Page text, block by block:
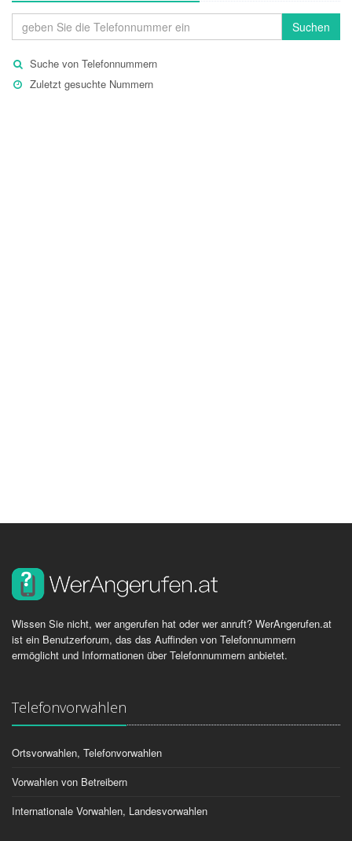
Suchen
Suche von Telefonnummern
Zuletzt gesuchte Nummern
Wissen Sie nicht, wer angerufen hat oder wer anruft? WerAngerufen.at
ist ein Benutzerforum, das das Auffinden von Telefonnummern
ermöglicht und Informationen über Telefonnummern anbietet.
Telefonvorwahlen
Ortsvorwahlen, Telefonvorwahlen
Vorwahlen von Betreibern
Internationale Vorwahlen, Landesvorwahlen